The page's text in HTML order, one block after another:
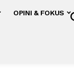
OPINI & FOKUS